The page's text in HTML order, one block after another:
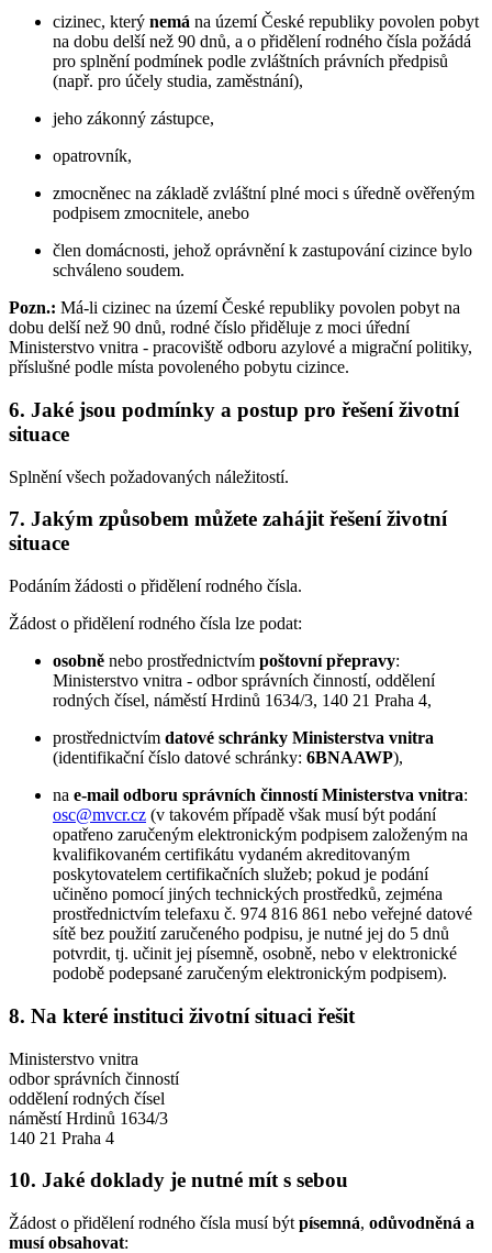
cizinec, který nemá na území České republiky povolen pobyt
na dobu delší než 90 dnů, a o přidělení rodného čísla požádá
pro splnění podmínek podle zvláštních právních předpisů
(např. pro účely studia, zaměstnání),
jeho zákonný zástupce,
opatrovník,
zmocněnec na základě zvláštní plné moci s úředně ověřeným
podpisem zmocnitele, anebo
člen domácnosti, jehož oprávnění k zastupování cizince bylo
schváleno soudem.
Pozn.: Má-li cizinec na území České republiky povolen pobyt na
dobu delší než 90 dnů, rodné číslo přiděluje z moci úřední
Ministerstvo vnitra - pracoviště odboru azylové a migrační politiky,
příslušné podle místa povoleného pobytu cizince.
6. Jaké jsou podmínky a postup pro řešení životní
situace
Splnění všech požadovaných náležitostí.
7. Jakým způsobem můžete zahájit řešení životní
situace
Podáním žádosti o přidělení rodného čísla.
Žádost o přidělení rodného čísla lze podat:
osobně nebo prostřednictvím poštovní přepravy:
Ministerstvo vnitra - odbor správních činností, oddělení
rodných čísel, náměstí Hrdinů 1634/3, 140 21 Praha 4,
prostřednictvím datové schránky Ministerstva vnitra
(identifikační číslo datové schránky: 6BNAAWP),
na e-mail odboru správních činností Ministerstva vnitra:
osc@mvcr.cz (v takovém případě však musí být podání
opatřeno zaručeným elektronickým podpisem založeným na
kvalifikovaném certifikátu vydaném akreditovaným
poskytovatelem certifikačních služeb; pokud je podání
učiněno pomocí jiných technických prostředků, zejména
prostřednictvím telefaxu č. 974 816 861 nebo veřejné datové
sítě bez použití zaručeného podpisu, je nutné jej do 5 dnů
potvrdit, tj. učinit jej písemně, osobně, nebo v elektronické
podobě podepsané zaručeným elektronickým podpisem).
8. Na které instituci životní situaci řešit
Ministerstvo vnitra
odbor správních činností
oddělení rodných čísel
náměstí Hrdinů 1634/3
140 21 Praha 4
10. Jaké doklady je nutné mít s sebou
Žádost o přidělení rodného čísla musí být písemná, odůvodněná a
musí obsahovat: